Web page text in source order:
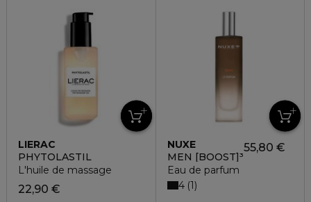
LIERAC
PHYTOLASTIL
L'huile de massage
22,90 €
NUXE
MEN [BOOST]³
Eau de parfum
55,80 €
4 1